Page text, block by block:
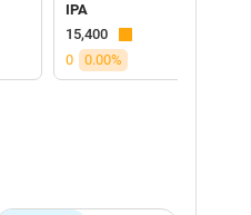
IPA
15,400
0
0.00%